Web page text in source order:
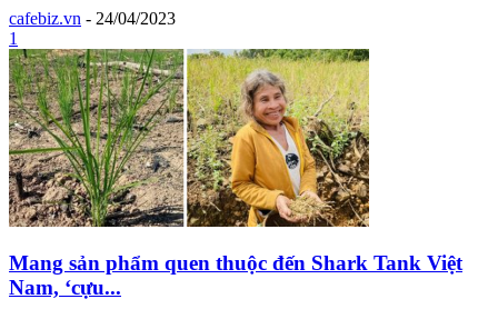
cafebiz.vn - 24/04/2023
1
Mang sản phẩm quen thuộc đến Shark Tank Việt
Nam, ‘cựu...